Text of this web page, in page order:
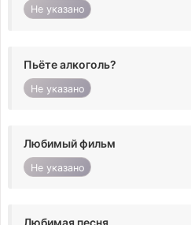
Не указано
Пьёте алкоголь?
Не указано
Любимый фильм
Не указано